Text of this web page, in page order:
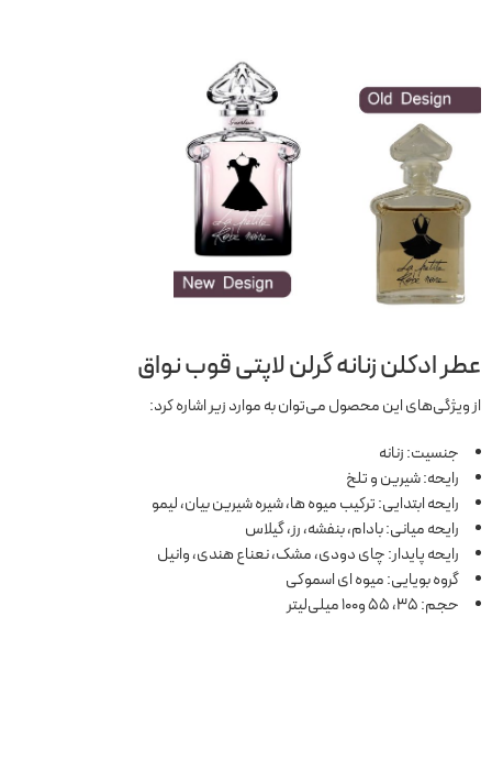
عطر ادکلن زنانه گرلن لاپتی قوب نواق
از ویژگی‌های این محصول می‌توان به موارد زیر اشاره کرد:
جنسیت: زنانه
رایحه: شیرین و تلخ
رایحه ابتدایی: ترکیب میوه ها، شیره شیرین بیان، لیمو
رایحه میانی: بادام، بنفشه، رز، گیلاس
رایحه پایدار: چای دودی، مشک، نعناع هندی، وانیل
گروه بویایی: میوه ای اسموکی
حجم: 35، 55 و100 میلی‌لیتر